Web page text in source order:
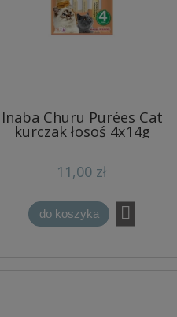
Inaba Churu Purées Cat
kurczak łosoś 4x14g
11,00 zł
do koszyka